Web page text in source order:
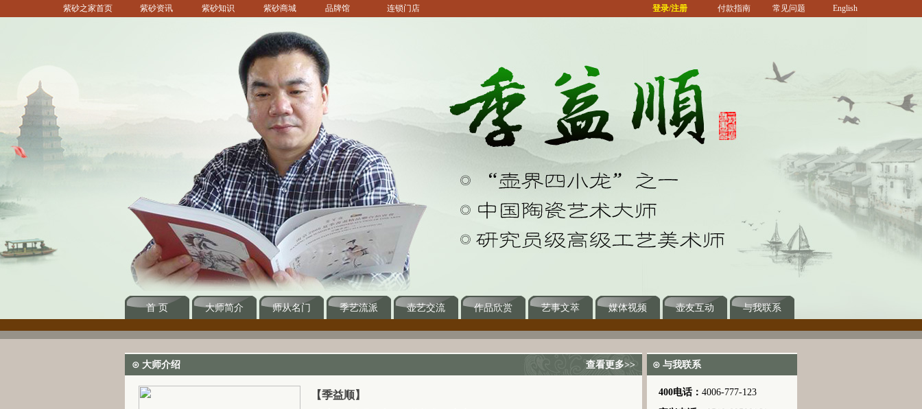
紫砂之家首页 紫砂资讯 紫砂知识 紫砂商城 品牌馆 连锁门店 登录/注册 付款指南 常见问题 English
首 页 大师简介 师从名门 季艺流派 壶艺交流 作品欣赏 艺事文萃 媒体视频 壶友互动 与我联系
⊙ 大师介绍 查看更多>>
【季益顺】
⊙ 与我联系
400电话： 4006-777-123